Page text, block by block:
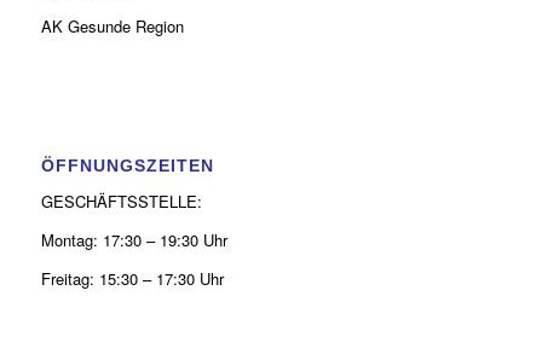
AK Gesunde Region
ÖFFNUNGSZEITEN
GESCHÄFTSSTELLE:
Montag: 17:30 – 19:30 Uhr
Freitag: 15:30 – 17:30 Uhr